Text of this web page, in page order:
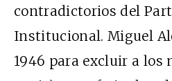
contradictorios del
Institucional. Miguel
1946 para excluir a los